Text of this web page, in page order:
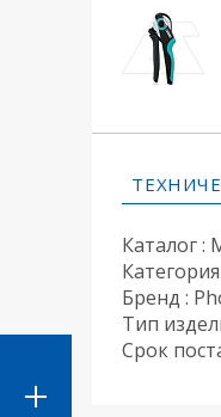
Каталог :
Бренд :
Тип
Срок